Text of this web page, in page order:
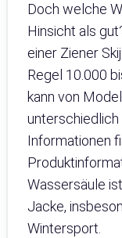
Doch welche
Hinsicht als
einer Ziener
Regel 10.000
kann von
unterschiedlich
Informationen
Wassersäule
Jacke,
Wintersport.